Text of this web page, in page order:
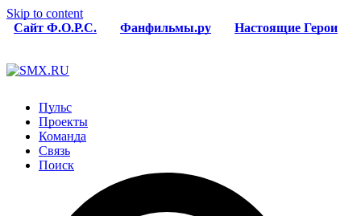
Skip to content
Сайт Ф.О.Р.С.
Фанфильмы.ру Настоящие Герои
Пульс
Проекты
Команда
Связь
Поиск